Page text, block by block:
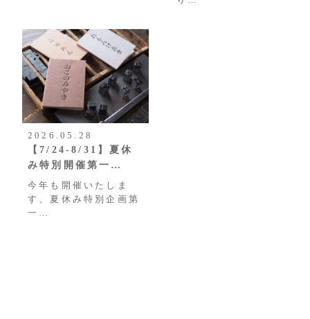
2026.05.28
【7/24-8/31】夏休
み特別開催第一…
今年も開催いたしま
す、夏休み特別企画第
一…